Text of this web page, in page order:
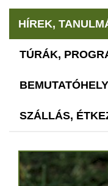
HÍREK,
TÚRÁK,
SZÁLLÁS,